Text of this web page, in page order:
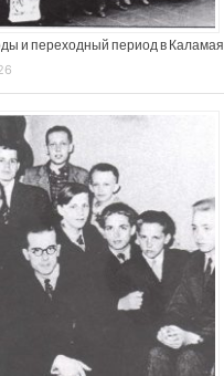
и переходный период в Каламая